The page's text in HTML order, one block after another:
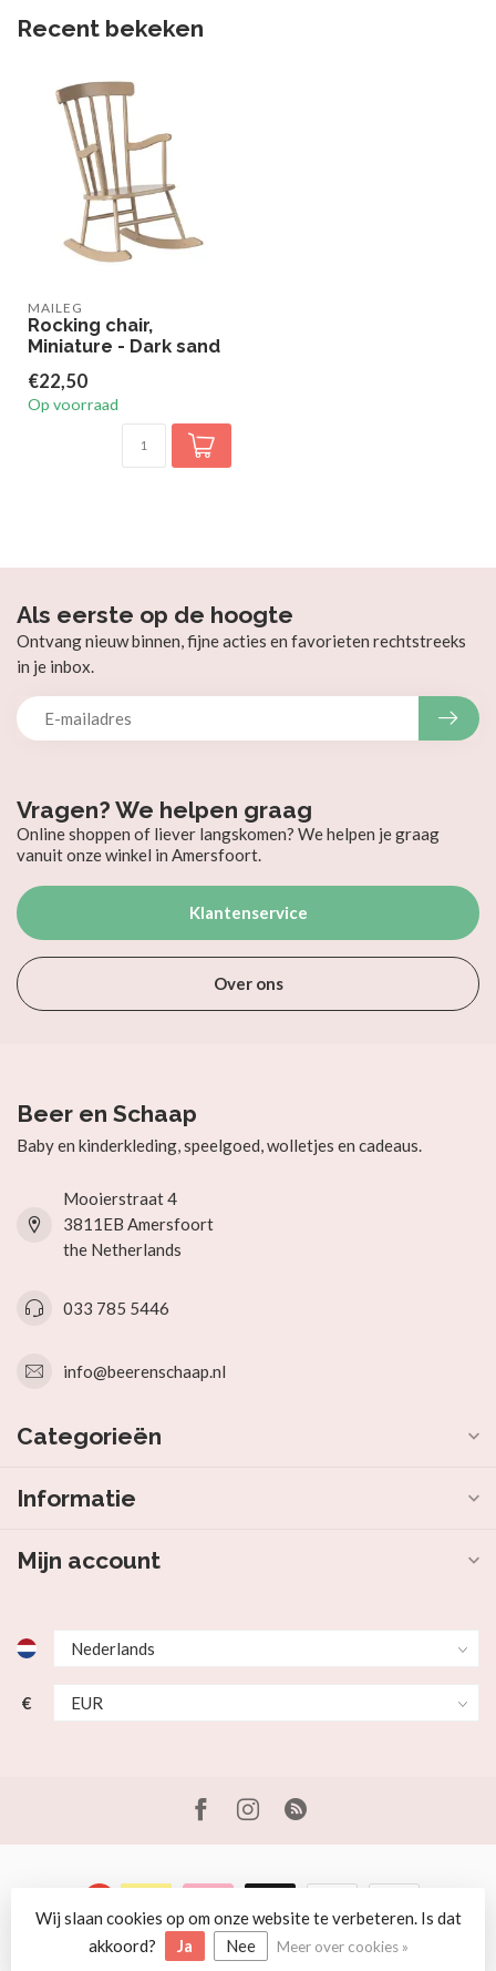
Recent bekeken
MAILEG
Rocking chair,
Miniature - Dark sand
€22,50
Op voorraad
Vragen? We helpen graag
Online shoppen of liever langskomen? We helpen je graag
vanuit onze winkel in Amersfoort.
Klantenservice
Over ons
Als eerste op de hoogte
Ontvang nieuw binnen, fijne acties en favorieten rechtstreeks
in je inbox.
Beer en Schaap
Baby en kinderkleding, speelgoed, wolletjes en cadeaus.
Mooierstraat 4
3811EB Amersfoort
the Netherlands
033 785 5446
info@beerenschaap.nl
Categorieën
Informatie
Mijn account
€
© Copyright 2026 Beer en Schaap
Wij slaan cookies op om onze website te verbeteren. Is dat
akkoord?
Ja Nee Meer over cookies »